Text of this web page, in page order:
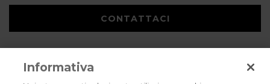
CONTATTACI
Informativa